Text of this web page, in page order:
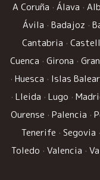
A Coruña · Álava ·
Ávila · Badajoz ·
Cantabria ·
Cuenca · Girona ·
· Huesca · Islas
· Lleida · Lugo ·
Ourense · Palencia ·
Tenerife · Segovia ·
Toledo · Valencia ·